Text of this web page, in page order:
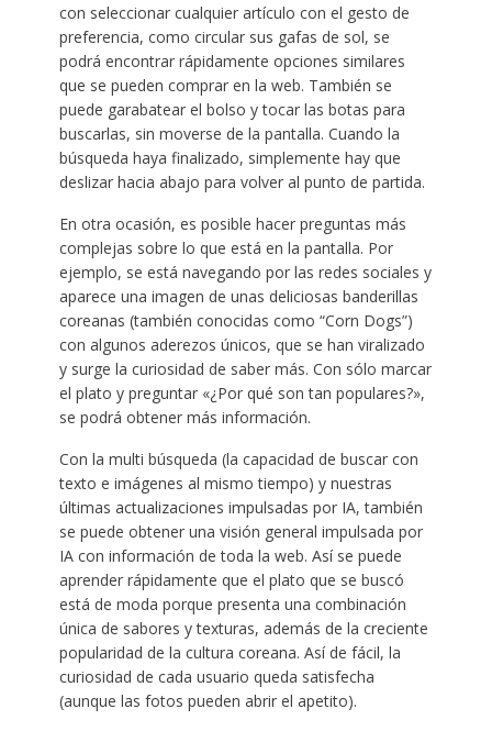
con seleccionar cualquier artículo con el gesto de
preferencia, como circular sus gafas de sol, se
podrá encontrar rápidamente opciones similares
que se pueden comprar en la web. También se
puede garabatear el bolso y tocar las botas para
buscarlas, sin moverse de la pantalla. Cuando la
búsqueda haya finalizado, simplemente hay que
deslizar hacia abajo para volver al punto de partida.
En otra ocasión, es posible hacer preguntas más
complejas sobre lo que está en la pantalla. Por
ejemplo, se está navegando por las redes sociales y
aparece una imagen de unas deliciosas banderillas
coreanas (también conocidas como “Corn Dogs”)
con algunos aderezos únicos, que se han viralizado
y surge la curiosidad de saber más. Con sólo marcar
el plato y preguntar «¿Por qué son tan populares?»,
se podrá obtener más información.
Con la multi búsqueda (la capacidad de buscar con
texto e imágenes al mismo tiempo) y nuestras
últimas actualizaciones impulsadas por IA, también
se puede obtener una visión general impulsada por
IA con información de toda la web. Así se puede
aprender rápidamente que el plato que se buscó
está de moda porque presenta una combinación
única de sabores y texturas, además de la creciente
popularidad de la cultura coreana. Así de fácil, la
curiosidad de cada usuario queda satisfecha
(aunque las fotos pueden abrir el apetito).